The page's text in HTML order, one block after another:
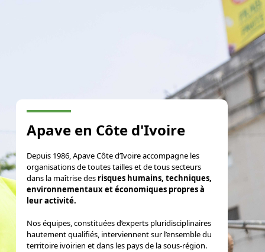
Apave en Côte d'Ivoire
Depuis 1986, Apave Côte d’Ivoire accompagne les
organisations de toutes tailles et de tous secteurs
dans la maîtrise des risques humains, techniques,
environnementaux et économiques propres à
leur activité.
Nos équipes, constituées d’experts pluridisciplinaires
hautement qualifiés, interviennent sur l’ensemble du
territoire ivoirien et dans les pays de la sous-région.